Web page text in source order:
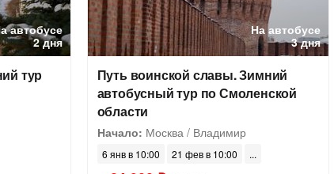
автобусе
2 дня
тур
На автобусе
3 дня
Путь воинской славы. Зимний
автобусный тур по Смоленской
области
Начало: Москва / Владимир
6 янв в 10:00
21 фев в 10:00